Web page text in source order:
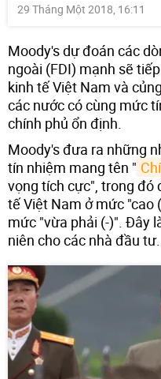
29 Tháng Một 2018, 16:11
Moody's dự đoán các
ngoài (FDI) mạnh sẽ
kinh tế Việt Nam và
các nước có cùng mức
chính phủ ổn định.
Moody's đưa ra những
tín nhiệm mang tên "
vọng tích cực", trong đó
tế Việt Nam ở mức "cao
mức "vừa phải (-)". Đây
niên cho các nhà đầu tư.